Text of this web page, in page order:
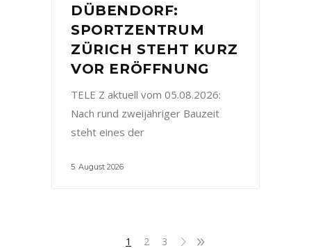
DÜBENDORF:
SPORTZENTRUM
ZÜRICH STEHT KURZ
VOR ERÖFFNUNG
TELE Z aktuell vom 05.08.2026:
Nach rund zweijähriger Bauzeit
steht eines der
5. August 2026
1 2 3